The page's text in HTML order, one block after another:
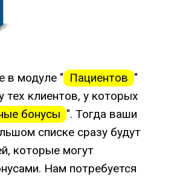
в модуле " Пациентов "
клиентов, у которых
бонусы ". Тогда ваши
списке сразу будут
которые могут
Нам потребуется